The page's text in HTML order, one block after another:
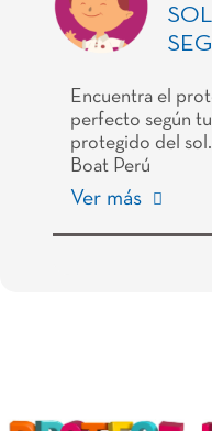
Encuentra el
perfecto según
protegido del
Boat Perú
Ver más